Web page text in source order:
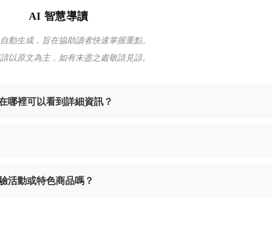
AI 智慧導讀
動生成，旨在協助讀者快速掌握重點。
以原文為主，如有未盡之處敬請見諒。
哪裡可以看到詳細資訊？
活動或特色商品嗎？